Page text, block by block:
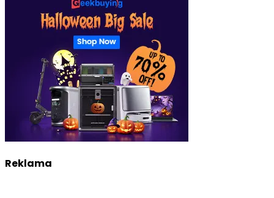
Reklama